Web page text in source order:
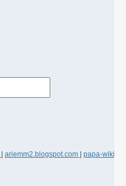
ariemm2.blogspot.com papa-